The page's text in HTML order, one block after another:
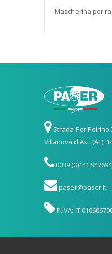
Mascherina per
Strada Per Poirino
Villanova d'Asti (AT),
0039 (0)141 947694
paser@paser.it
P.IVA: IT